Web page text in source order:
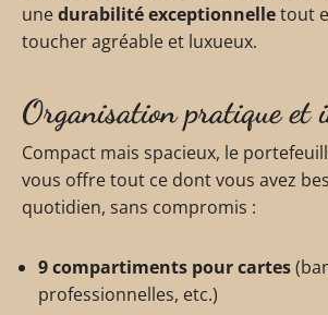
unedurabilité exceptionnelletout
toucher agréable et luxueux.
Organisation pratique et
Compact mais spacieux, le
vous offre tout ce dont vous avez
quotidien, sans compromis :
9 compartiments pour cartes
professionnelles, etc.)